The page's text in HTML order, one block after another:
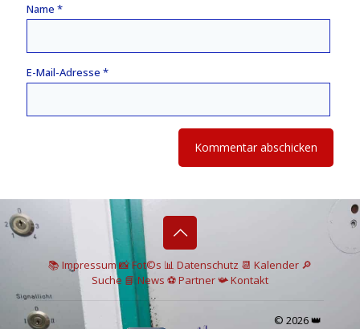
Name *
E-Mail-Adresse *
📚 Impressum📸Fot©s 📊 Datenschutz 📆 Kalender 🔎
Suche 📘 News ⚽Partner📯Kontakt
© 2026 👑